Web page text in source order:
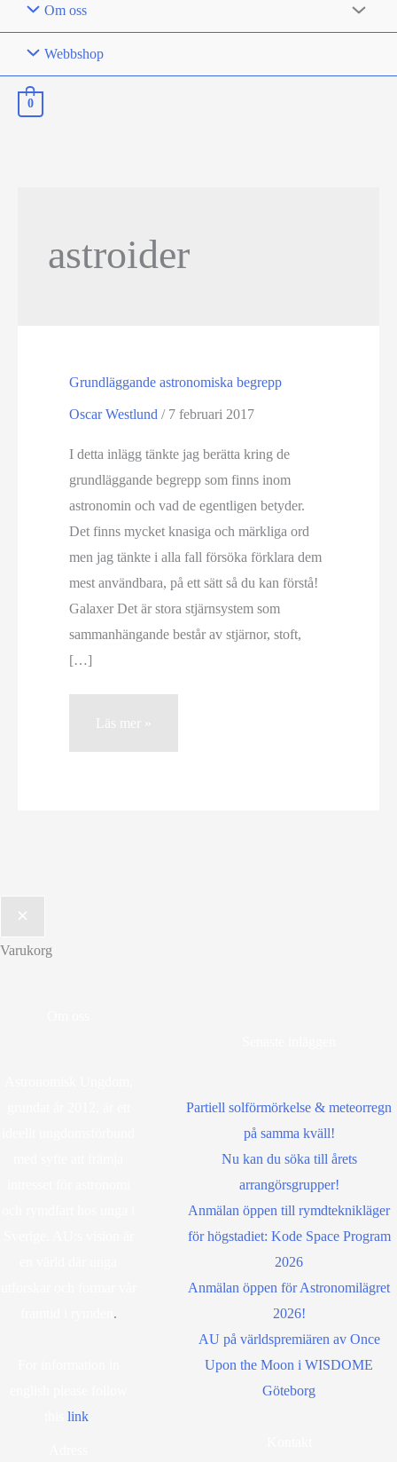
Om oss
Webbshop
0
astroider
Grundläggande astronomiska begrepp
Oscar Westlund / 7 februari 2017
I detta inlägg tänkte jag berätta kring de
grundläggande begrepp som finns inom
astronomin och vad de egentligen betyder.
Det finns mycket knasiga och märkliga ord
men jag tänkte i alla fall försöka förklara dem
mest användbara, på ett sätt så du kan förstå!
Galaxer Det är stora stjärnsystem som
sammanhängande består av stjärnor, stoft,
[…]
Grundläggande
Läs mer »
Varukorg
.
link
Partiell solförmörkelse & meteorregn
på samma kväll!
Nu kan du söka till årets
arrangörsgrupper!
Anmälan öppen till rymdteknikläger
för högstadiet: Kode Space Program
2026
Anmälan öppen för Astronomilägret
2026!
AU på världspremiären av Once
Upon the Moon i WISDOME
Göteborg